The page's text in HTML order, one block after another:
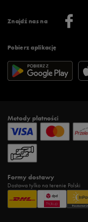
Znajdź nas na
Pobierz aplikację
Więcej regulaminów >
Informacje o firmie
Metody płatności
Formy dostawy
Dostawa tylko na terenie Polski